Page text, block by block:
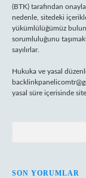
(BTK) tarafından
nedenle, sitedeki
yükümlülüğümüz
sorumluluğunu
sayılırlar.
Hukuka ve yasal
yasal süre içerisinde
SON YORUMLAR